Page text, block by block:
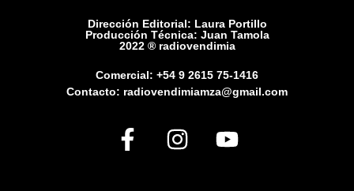
Dirección Editorial: Laura Portillo
Producción Técnica: Juan Tamola
2022 ® radiovendimia
Comercial: +54 9 2615 75-1416
Contacto: radiovendimiamza@gmail.com